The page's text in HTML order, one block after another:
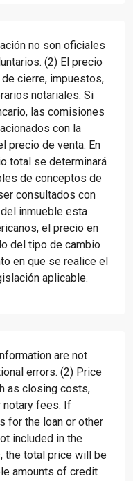
no son oficiales
(2) El precio
cierre, impuestos,
notariales. Si
las comisiones
con la
precio de venta. En
total se determinará
de conceptos de
consultados con
inmueble esta
el precio en
del tipo de cambio
en que se realice el
aplicable.
are not
errors. (2) Price
as closing costs,
notary fees. If
for the loan or other
included in the
the total price will be
amounts of credit